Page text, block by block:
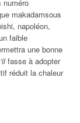
numéro
makadamsous
napoléon,
faible
une bonne
fasse à adopter
réduit la chaleur